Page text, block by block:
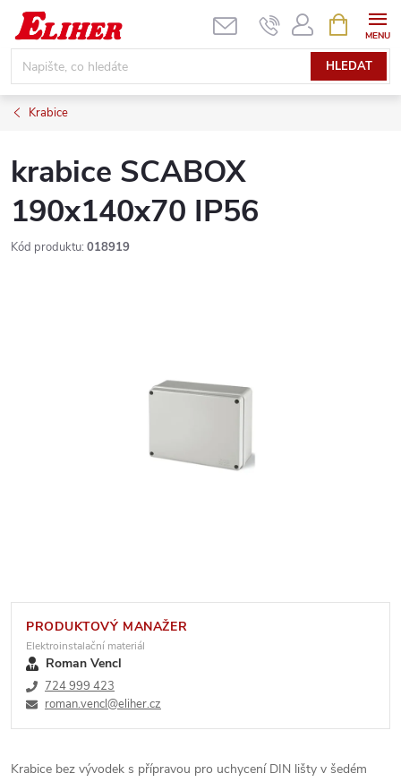
Přejít
obsah
HLEDAT
NÁKUPNÍ
KOŠÍK
Krabice
krabice SCABOX
190x140x70 IP56
Kód produktu: 018919
PRODUKTOVÝ MANAŽER
Elektroinstalační materiál
Roman Vencl
724 999 423
roman.vencl@eliher.cz
Krabice bez vývodek s přípravou pro uchycení DIN lišty v šedém